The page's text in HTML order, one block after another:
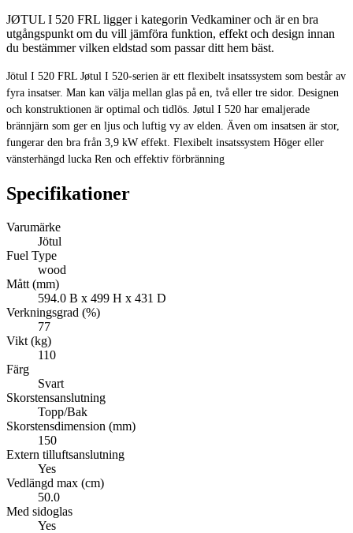
JØTUL I 520 FRL ligger i kategorin Vedkaminer och är en bra
utgångspunkt om du vill jämföra funktion, effekt och design innan
du bestämmer vilken eldstad som passar ditt hem bäst.
Jötul I 520 FRL Jøtul I 520-serien är ett flexibelt insatssystem som består av
fyra insatser. Man kan välja mellan glas på en, två eller tre sidor. Designen
och konstruktionen är optimal och tidlös. Jøtul I 520 har emaljerade
brännjärn som ger en ljus och luftig vy av elden. Även om insatsen är stor,
fungerar den bra från 3,9 kW effekt. Flexibelt insatssystem Höger eller
vänsterhängd lucka Ren och effektiv förbränning
Specifikationer
Varumärke
Jötul
Fuel Type
wood
Mått (mm)
594.0 B x 499 H x 431 D
Verkningsgrad (%)
77
Vikt (kg)
110
Färg
Svart
Skorstensanslutning
Topp/Bak
Skorstensdimension (mm)
150
Extern tilluftsanslutning
Yes
Vedlängd max (cm)
50.0
Med sidoglas
Yes